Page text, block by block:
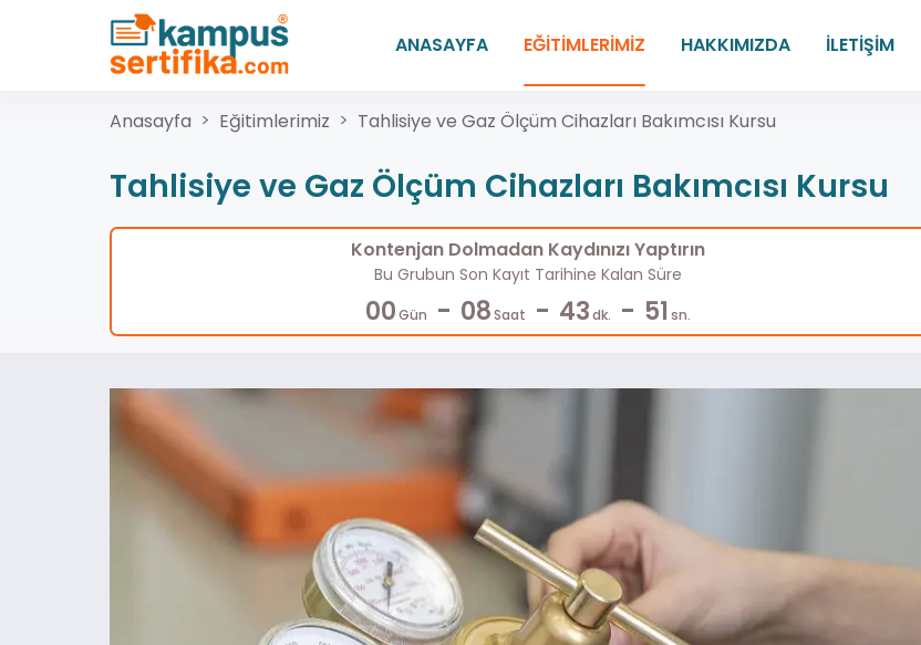
ANASAYFA EĞİTİMLERİMİZ HAKKIMIZDA İLETİŞİM
Anasayfa Eğitimlerimiz Tahlisiye ve Gaz Ölçüm Cihazları Bakımcısı Kursu
Tahlisiye ve Gaz Ölçüm Cihazları Bakımcısı Kursu
Kontenjan Dolmadan Kaydınızı Yaptırın
Bu Grubun Son Kayıt Tarihine Kalan Süre
00 Gün - 08 Saat - 43 dk. - 50sn.